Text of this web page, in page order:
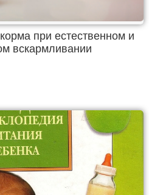
при естественном и
вскармливании